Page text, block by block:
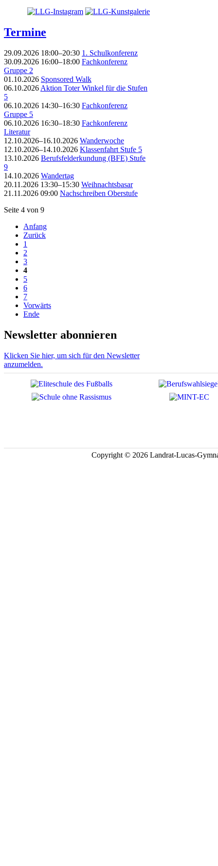
Termine
29.09.2026 18:00–20:30 1. Schulkonferenz
30.09.2026 16:00–18:00 Fachkonferenz
Gruppe 2
01.10.2026 Sponsored Walk
06.10.2026 Aktion Toter Winkel für die Stufen
5
06.10.2026 14:30–16:30 Fachkonferenz
Gruppe 5
06.10.2026 16:30–18:30 Fachkonferenz
Literatur
12.10.2026–16.10.2026 Wanderwoche
12.10.2026–14.10.2026 Klassenfahrt Stufe 5
13.10.2026 Berufsfelderkundung (BFE) Stufe
9
14.10.2026 Wandertag
20.11.2026 13:30–15:30 Weihnachtsbasar
21.11.2026 09:00 Nachschreiben Oberstufe
Seite 4 von 9
Anfang
Zurück
1
2
3
4
5
6
7
Vorwärts
Ende
Newsletter abonnieren
Klicken Sie hier, um sich für den Newsletter
anzumelden.
Copyright © 2026 Landrat-Lucas-